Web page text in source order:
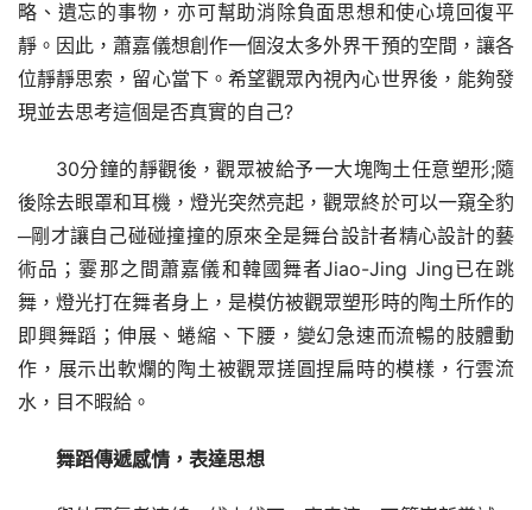
略、遺忘的事物，亦可幫助消除負面思想和使心境回復平
靜。因此，蕭嘉儀想創作一個沒太多外界干預的空間，讓各
位靜靜思索，留心當下。希望觀眾內視內心世界後，能夠發
現並去思考這個是否真實的自己?
30分鐘的靜觀後，觀眾被給予一大塊陶土任意塑形;隨
後除去眼罩和耳機，燈光突然亮起，觀眾終於可以一窺全豹
─剛才讓自己碰碰撞撞的原來全是舞台設計者精心設計的藝
術品；霎那之間蕭嘉儀和韓國舞者Jiao-Jing Jing已在跳
舞，燈光打在舞者身上，是模仿被觀眾塑形時的陶土所作的
即興舞蹈；伸展、蜷縮、下腰，變幻急速而流暢的肢體動
作，展示出軟爛的陶土被觀眾搓圓捏扁時的模樣，行雲流
水，目不暇給。
舞蹈傳遞感情，表達思想